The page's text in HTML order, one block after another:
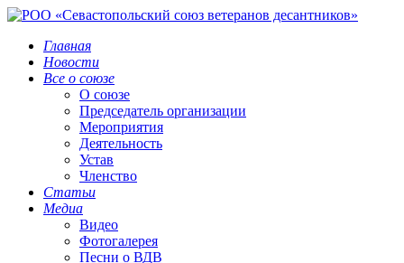
Главная
Новости
Все о союзе
О союзе
Председатель организации
Мероприятия
Деятельность
Устав
Членство
Статьи
Медиа
Видео
Фотогалерея
Песни о ВДВ